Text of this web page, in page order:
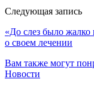
Следующая запись
«До слез было жалко
о своем лечении
Вам также могут
Новости